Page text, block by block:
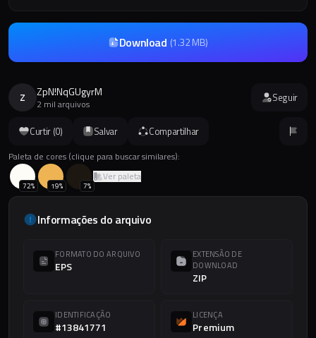
Curtir (0) Salvar Compartilhar
Paleta de cores (clique para buscar similares):
72% 19% 7%
Ver paleta
Informações do arquivo
FORMATO DO ARQUIVO
EPS
EXTENSÃO DE
DOWNLOAD
ZIP
IDENTIFICAÇÃO
#13841771
LICENÇA
Premium
Download (1.32 MB)
Z ZpN!NqGUgyrM
2 mil arquivos Seguir